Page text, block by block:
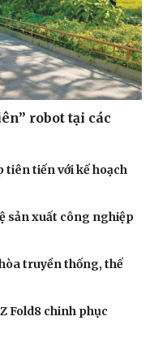
robot tại các
tiên tiến với kế hoạch
sản xuất công nghiệp
truyền thống, thế
Fold8 chinh phục